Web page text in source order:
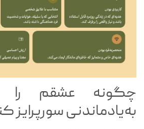
چگونه عشقم را
به‌یادماندنی سورپرایز